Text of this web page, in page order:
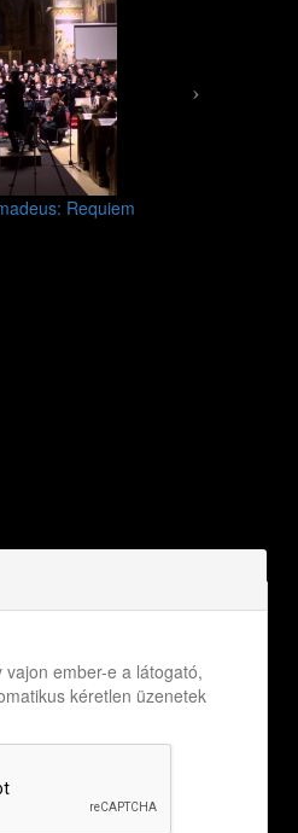
Requiem
ember-e a látogató,
kéretlen üzenetek